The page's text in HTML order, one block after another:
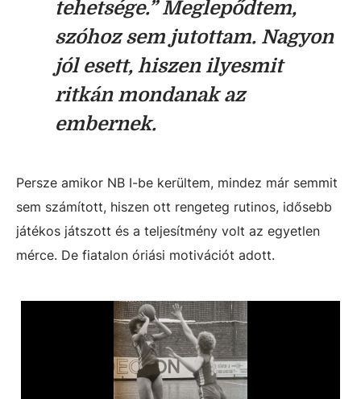
tehetsége.” Meglepődtem,
szóhoz sem jutottam. Nagyon
jól esett, hiszen ilyesmit
ritkán mondanak az
embernek.
Persze amikor NB I-be kerültem, mindez már semmit
sem számított, hiszen ott rengeteg rutinos, idősebb
játékos játszott és a teljesítmény volt az egyetlen
mérce. De fiatalon óriási motivációt adott.